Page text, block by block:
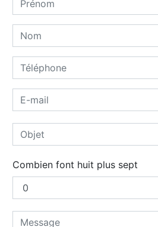
Combien font huit plus sept